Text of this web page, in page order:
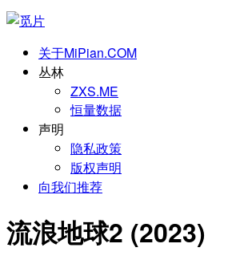
关于MiPian.COM
丛林
ZXS.ME
恒量数据
声明
隐私政策
版权声明
向我们推荐
流浪地球2 (2023)